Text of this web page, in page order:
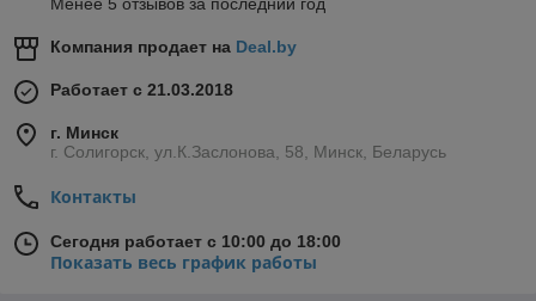
Менее 5 отзывов за последний год
Компания продает на Deal.by
Работает с 21.03.2018
г. Минск
г. Солигорск, ул.К.Заслонова, 58, Минск, Беларусь
Контакты
Сегодня работает с 10:00 до 18:00
Показать весь график работы